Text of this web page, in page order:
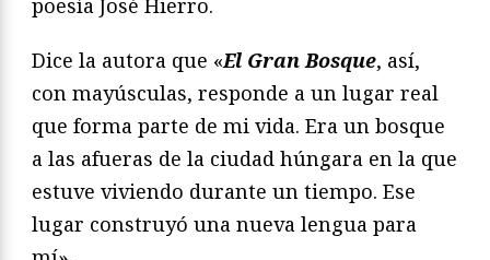
poesía José Hierro.
Dice la autora que «El Gran Bosque, así,
con mayúsculas, responde a un lugar real
que forma parte de mi vida. Era un bosque
a las afueras de la ciudad húngara en la que
estuve viviendo durante un tiempo. Ese
lugar construyó una nueva lengua para